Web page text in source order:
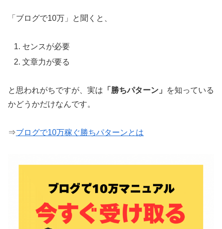
「ブログで10万」と聞くと、
センスが必要
文章力が要る
と思われがちですが、実は 「勝ちパターン」
を知っている
かどうかだけなんです。
⇒ブログで10万稼ぐ勝ちパターンとは